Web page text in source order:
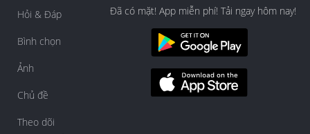
Hỏi & Đáp
Bình chọn
Ảnh
Chủ đề
Theo dõi
Đã có mặt! App miễn phí! Tải ngay hôm nay!